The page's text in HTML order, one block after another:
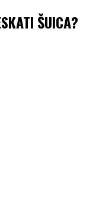
ŠUICA?